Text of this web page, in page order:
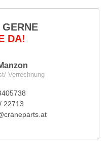
DA!
Verrechnung
22713